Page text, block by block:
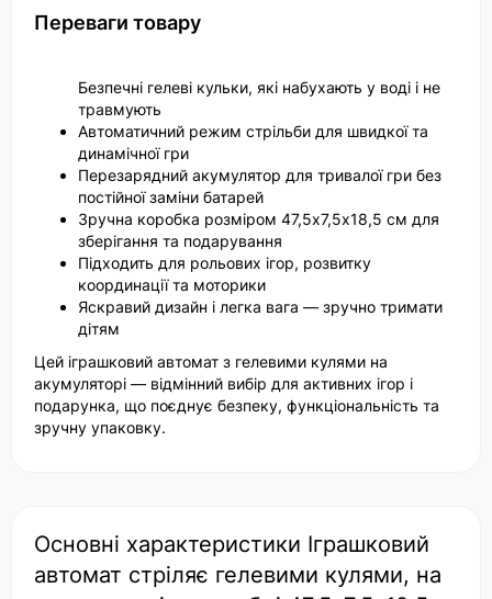
Переваги товару
Безпечні гелеві кульки, які набухають у воді і не
травмують
Автоматичний режим стрільби для швидкої та
динамічної гри
Перезарядний акумулятор для тривалої гри без
постійної заміни батарей
Зручна коробка розміром 47,5х7,5х18,5 см для
зберігання та подарування
Підходить для рольових ігор, розвитку
координації та моторики
Яскравий дизайн і легка вага — зручно тримати
дітям
Цей іграшковий автомат з гелевими кулями на
акумуляторі — відмінний вибір для активних ігор і
подарунка, що поєднує безпеку, функціональність та
зручну упаковку.
Основні характеристики Іграшковий
автомат стріляє гелевими кулями, на